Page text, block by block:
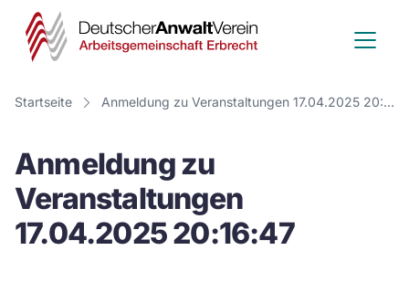
Deutscher
Anwalt
Verein
Startseite Anmeldung zu Veranstaltungen 17.04.2025 20:16:47
Anmeldung zu
Veranstaltungen
17.04.2025 20:16:47